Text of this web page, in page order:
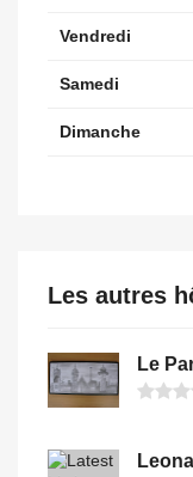
Vendredi
Samedi
Dimanche
Les autres
Le